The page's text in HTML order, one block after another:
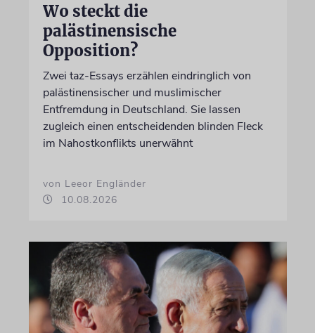
Wo steckt die
palästinensische
Opposition?
Zwei taz-Essays erzählen eindringlich von
palästinensischer und muslimischer
Entfremdung in Deutschland. Sie lassen
zugleich einen entscheidenden blinden Fleck
im Nahostkonflikts unerwähnt
von Leeor Engländer
10.08.2026